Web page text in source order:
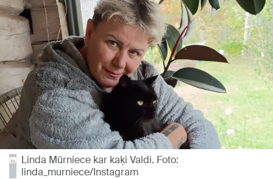
Linda Mūrniece kar kaķi Valdi. Foto:
linda_murniece/Instagram